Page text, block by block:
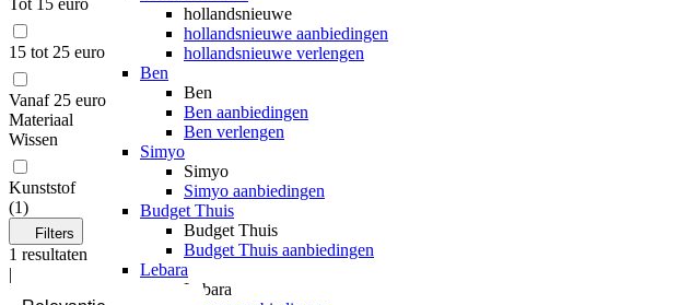
hollandsnieuwe
hollandsnieuwe aanbiedingen
hollandsnieuwe verlengen
Ben
Ben
Ben aanbiedingen
Ben verlengen
Simyo
Simyo
Simyo aanbiedingen
Budget Thuis
Budget Thuis
Budget Thuis aanbiedingen
Lebara
Lebara
Tot 15 euro
15 tot 25 euro
Vanaf 25 euro
Materiaal
Wissen
Kunststof
(1)
Filters
1 resultaten
|